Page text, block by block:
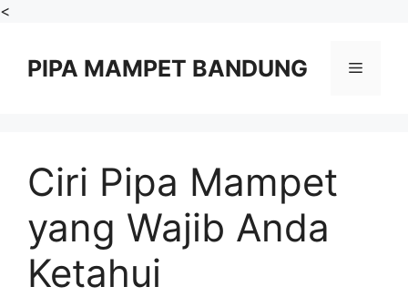
<
content
PIPA MAMPET BANDUNG Menu
Ciri Pipa Mampet
yang Wajib Anda
Ketahui